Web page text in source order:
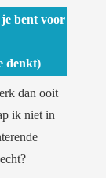
bent voor
denkt)
dan ooit
ik niet in